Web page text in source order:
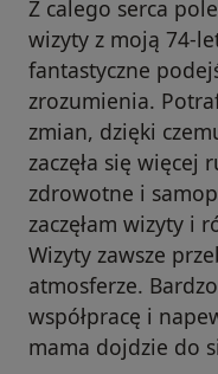
Z calego serca
wizyty z moją 74-
fantastyczne
zrozumienia.
zmian, dzięki
zaczęła się
zdrowotne i
zaczęłam wizyty i
Wizyty zawsze
atmosferze.
współpracę i
mama dojdzie do